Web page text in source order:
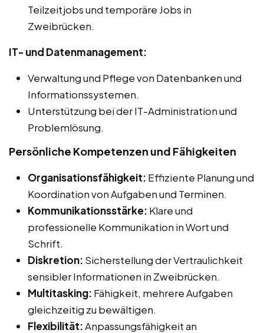
Teilzeitjobs und temporäre Jobs in
Zweibrücken.
IT- und Datenmanagement:
Verwaltung und Pflege von Datenbanken und
Informationssystemen.
Unterstützung bei der IT-Administration und
Problemlösung.
Persönliche Kompetenzen und Fähigkeiten
Organisationsfähigkeit: Effiziente Planung und
Koordination von Aufgaben und Terminen.
Kommunikationsstärke: Klare und
professionelle Kommunikation in Wort und
Schrift.
Diskretion: Sicherstellung der Vertraulichkeit
sensibler Informationen in Zweibrücken.
Multitasking: Fähigkeit, mehrere Aufgaben
gleichzeitig zu bewältigen.
Flexibilität:Anpassungsfähigkeit an